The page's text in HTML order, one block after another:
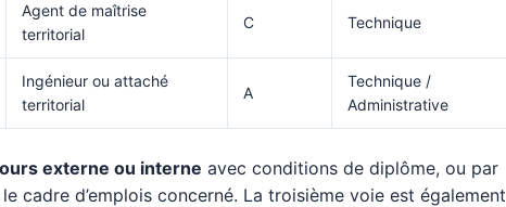
Agent de maîtrise
territorial
C Technique
Ingénieur ou attaché
territorial
A
Technique /
Administrative
externe ou interne avec conditions de diplôme, ou par
cadre d’emplois concerné. La troisième voie est également